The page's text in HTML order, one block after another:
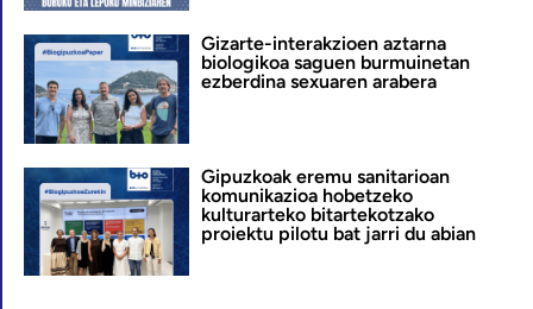
Gizarte-interakzioen aztarna
biologikoa saguen burmuinetan
ezberdina sexuaren arabera
Gipuzkoak eremu sanitarioan
komunikazioa hobetzeko
kulturarteko bitartekotzako
proiektu pilotu bat jarri du abian